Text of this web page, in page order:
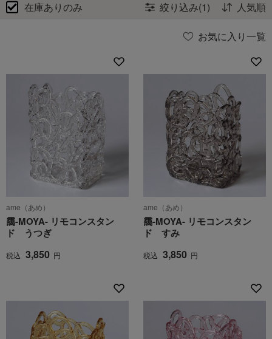
在庫ありのみ 絞り込み(1) 人気順
お気に入り一覧
ame（あめ）
靄-MOYA- リモコンスタン
ド うつぎ
税込 3,850 円
ame（あめ）
靄-MOYA- リモコンスタン
ド すみ
税込 3,850 円